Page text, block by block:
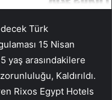
Türk
15 Nisan
yaş arasındakilere
Kaldırıldı.
Rixos Egypt Hotels